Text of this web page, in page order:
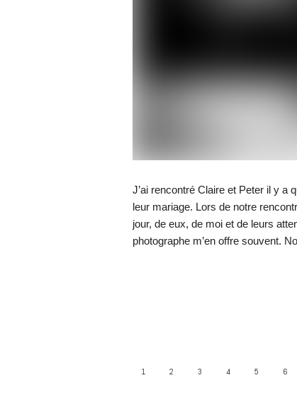
J’ai rencontré Claire et Peter il y a
leur mariage. Lors de notre
jour, de eux, de moi et de leurs
photographe m’en offre souvent.
1 2 3 4 5 6